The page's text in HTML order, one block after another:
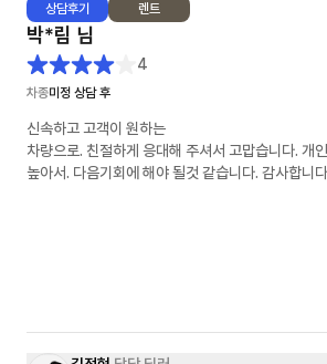
상담후기 렌트
박*림 님
4
차종미정 상담 후
신속하고 고객이 원하는
차량으로. 친절하게 응대해 주셔서 고맙습니다. 개
높아서. 다음기회에 해야 될것 같습니다. 감사합니다